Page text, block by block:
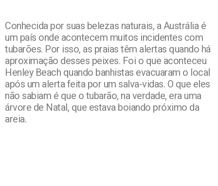
Conhecida por suas belezas naturais, a Austrália é
um país onde acontecem muitos incidentes com
tubarões. Por isso, as praias têm alertas quando há
aproximação desses peixes. Foi o que aconteceu
Henley Beach quando banhistas evacuaram o local
após um alerta feita por um salva-vidas. O que eles
não sabiam é que o tubarão, na verdade, era uma
árvore de Natal, que estava boiando próximo da
areia.